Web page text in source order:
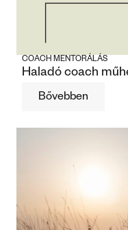
COACH MENTORÁLÁS
Haladó coach
Bővebben